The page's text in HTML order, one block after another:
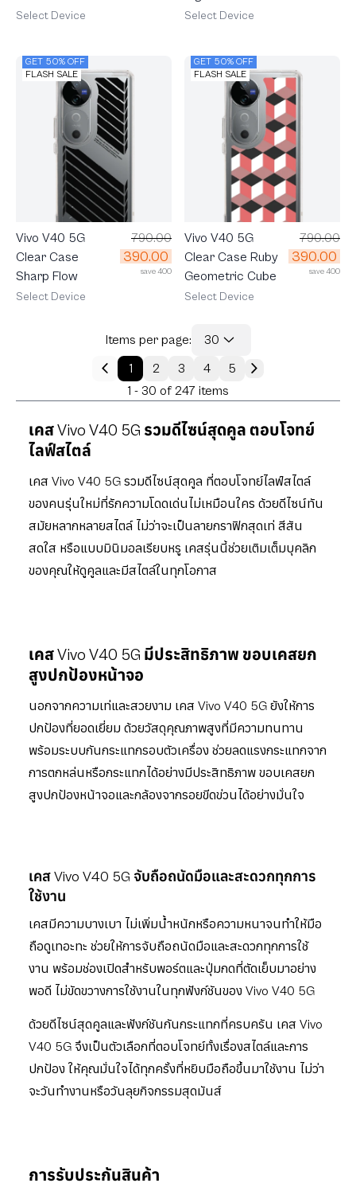
Houndstooth
Select Device Select Device
GET 50% OFF
FLASH SALE
Vivo V40 5G
Clear Case
Sharp Flow
790.00
390.00
save 400
Select Device
GET 50% OFF
FLASH SALE
Vivo V40 5G
Clear Case Ruby
Geometric Cube
790.00
390.00
save 400
Select Device
1 - 30 of 247 items
1 2 3 4 5
Items per page: 30
เคส Vivo V40 5G รวมดีไซน์สุดคูล ตอบโจทย์
ไลฟ์สไตล์
เคส Vivo V40 5G รวมดีไซน์สุดคูล ที่ตอบโจทย์ไลฟ์สไตล์
ของคนรุ่นใหม่ที่รักความโดดเด่นไม่เหมือนใคร ด้วยดีไซน์ทัน
สมัยหลากหลายสไตล์ ไม่ว่าจะเป็นลายกราฟิกสุดเท่ สีสัน
สดใส หรือแบบมินิมอลเรียบหรู เคสรุ่นนี้ช่วยเติมเต็มบุคลิก
ของคุณให้ดูคูลและมีสไตล์ในทุกโอกาส
เคส Vivo V40 5G มีประสิทธิภาพ ขอบเคสยก
สูงปกป้องหน้าจอ
นอกจากความเท่และสวยงาม เคส Vivo V40 5G ยังให้การ
ปกป้องที่ยอดเยี่ยม ด้วยวัสดุคุณภาพสูงที่มีความทนทาน
พร้อมระบบกันกระแทกรอบตัวเครื่อง ช่วยลดแรงกระแทกจาก
การตกหล่นหรือกระแทกได้อย่างมีประสิทธิภาพ ขอบเคสยก
สูงปกป้องหน้าจอและกล้องจากรอยขีดข่วนได้อย่างมั่นใจ
เคส Vivo V40 5G จับถือถนัดมือและสะดวกทุกการ
ใช้งาน
เคสมีความบางเบา ไม่เพิ่มน้ำหนักหรือความหนาจนทำให้มือ
ถือดูเทอะทะ ช่วยให้การจับถือถนัดมือและสะดวกทุกการใช้
งาน พร้อมช่องเปิดสำหรับพอร์ตและปุ่มกดที่ตัดเย็บมาอย่าง
พอดี ไม่ขัดขวางการใช้งานในทุกฟังก์ชันของ Vivo V40 5G
ด้วยดีไซน์สุดคูลและฟังก์ชันกันกระแทกที่ครบครัน เคส Vivo
V40 5G จึงเป็นตัวเลือกที่ตอบโจทย์ทั้งเรื่องสไตล์และการ
ปกป้อง ให้คุณมั่นใจได้ทุกครั้งที่หยิบมือถือขึ้นมาใช้งาน ไม่ว่า
จะวันทำงานหรือวันลุยกิจกรรมสุดมันส์
การรับประกันสินค้า